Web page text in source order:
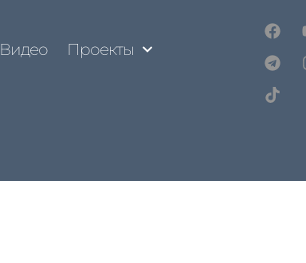
Видео Проекты